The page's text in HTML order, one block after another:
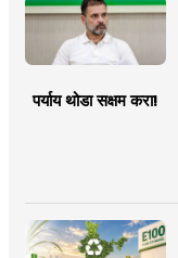
पर्याय थोडा सक्षम करा!